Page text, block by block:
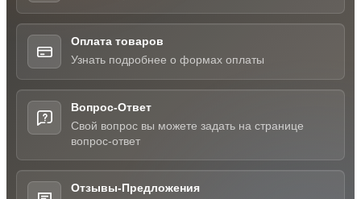
Оплата товаров
Узнать подробнее о формах оплаты
Вопрос-Ответ
Свой вопрос вы можете задать на странице
вопрос-ответ
Отзывы-Предложения